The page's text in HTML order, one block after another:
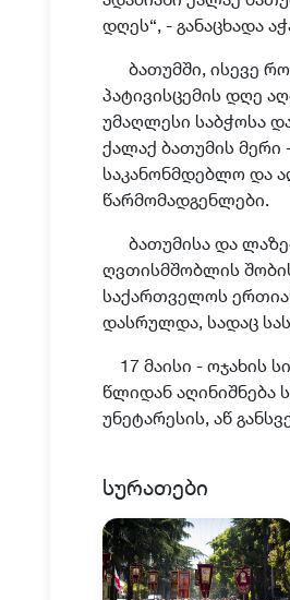
დღეს“, - განაცხადა
ბათუმში, ისევე
პატივისცემის დღე
უმაღლესი საბჭოსა
ქალაქ ბათუმის მერი
საკანონმდებლო და
წარმომადგენლები.
ბათუმისა და
ღვთისმშობლის
საქართველოს
დასრულდა, სადაც
17 მაისი - ოჯახის
წლიდან აღინიშნება
უნეტარესის, აწ
სურათები